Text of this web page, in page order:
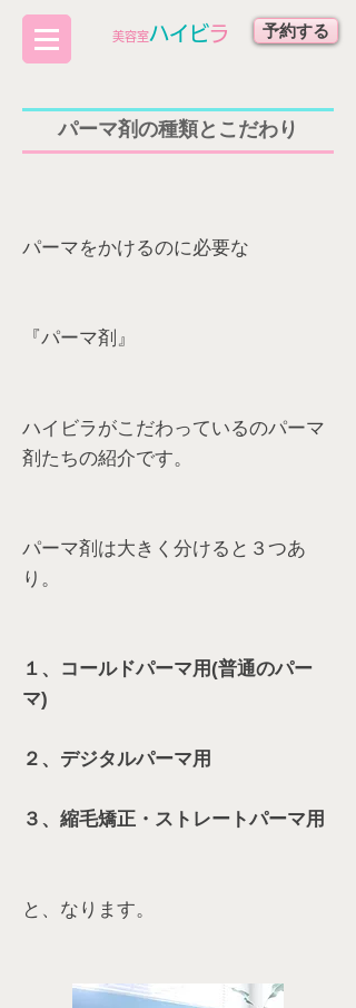
​美容室ハイビラ 予約する
パーマ剤の種類とこだわり
パーマをかけるのに必要な
『パーマ剤』
ハイビラがこだわっているのパーマ
剤たちの紹介です。
パーマ剤は大きく分けると３つあ
り。
１、コールドパーマ用(普通のパー
マ)
２、デジタルパーマ用
３、縮毛矯正・ストレートパーマ用
と、なります。